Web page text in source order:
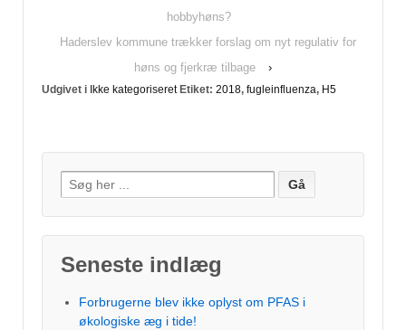
hobbyhøns?
Haderslev kommune trækker forslag om nyt regulativ for
høns og fjerkræ tilbage
›
Udgivet i Ikke kategoriseretEtiket: 2018, fugleinfluenza, H5
Søg
efter:
Seneste indlæg
Forbrugerne blev ikke oplyst om PFAS i
økologiske æg i tide!